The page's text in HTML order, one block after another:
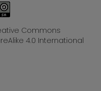
Commons
4.0 International